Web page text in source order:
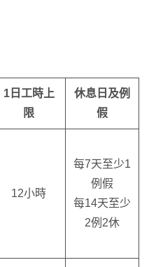
1日工時上
限
休息日及例
假
12小時
每7天至少1
例假
每14天至少
2例2休